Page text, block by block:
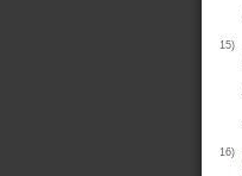
15)
16)